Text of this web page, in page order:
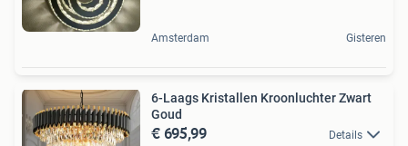
Amsterdam Gisteren
6-Laags Kristallen Kroonluchter Zwart
Goud
€ 695,99 Details